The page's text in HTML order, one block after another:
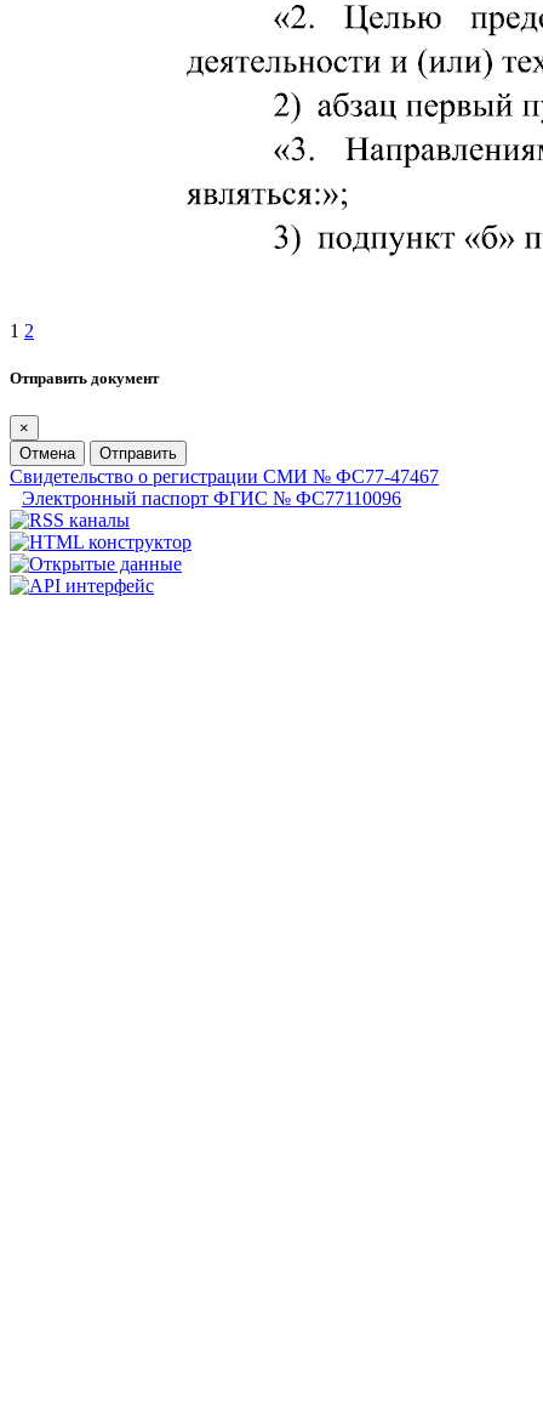
1 2
Отправить документ
×
Отмена
Отправить
Свидетельство о регистрации СМИ № ФС77-47467
Электронный паспорт ФГИС № ФС77110096